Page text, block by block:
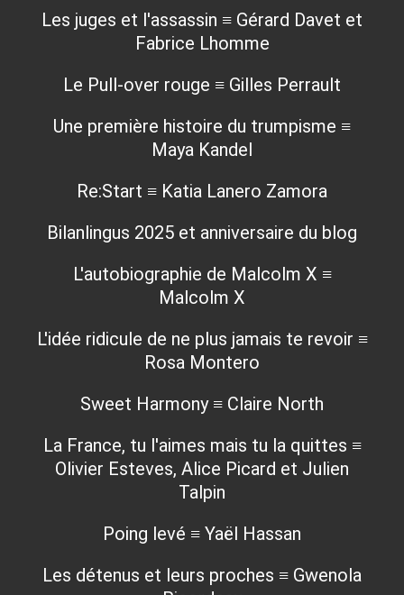
Les juges et l'assassin ≡ Gérard Davet et
Fabrice Lhomme
Le Pull-over rouge ≡ Gilles Perrault
Une première histoire du trumpisme ≡
Maya Kandel
Re:Start ≡ Katia Lanero Zamora
Bilanlingus 2025 et anniversaire du blog
L'autobiographie de Malcolm X ≡
Malcolm X
L'idée ridicule de ne plus jamais te revoir ≡
Rosa Montero
Sweet Harmony ≡ Claire North
La France, tu l'aimes mais tu la quittes ≡
Olivier Esteves, Alice Picard et Julien
Talpin
Poing levé ≡ Yaël Hassan
Les détenus et leurs proches ≡ Gwenola